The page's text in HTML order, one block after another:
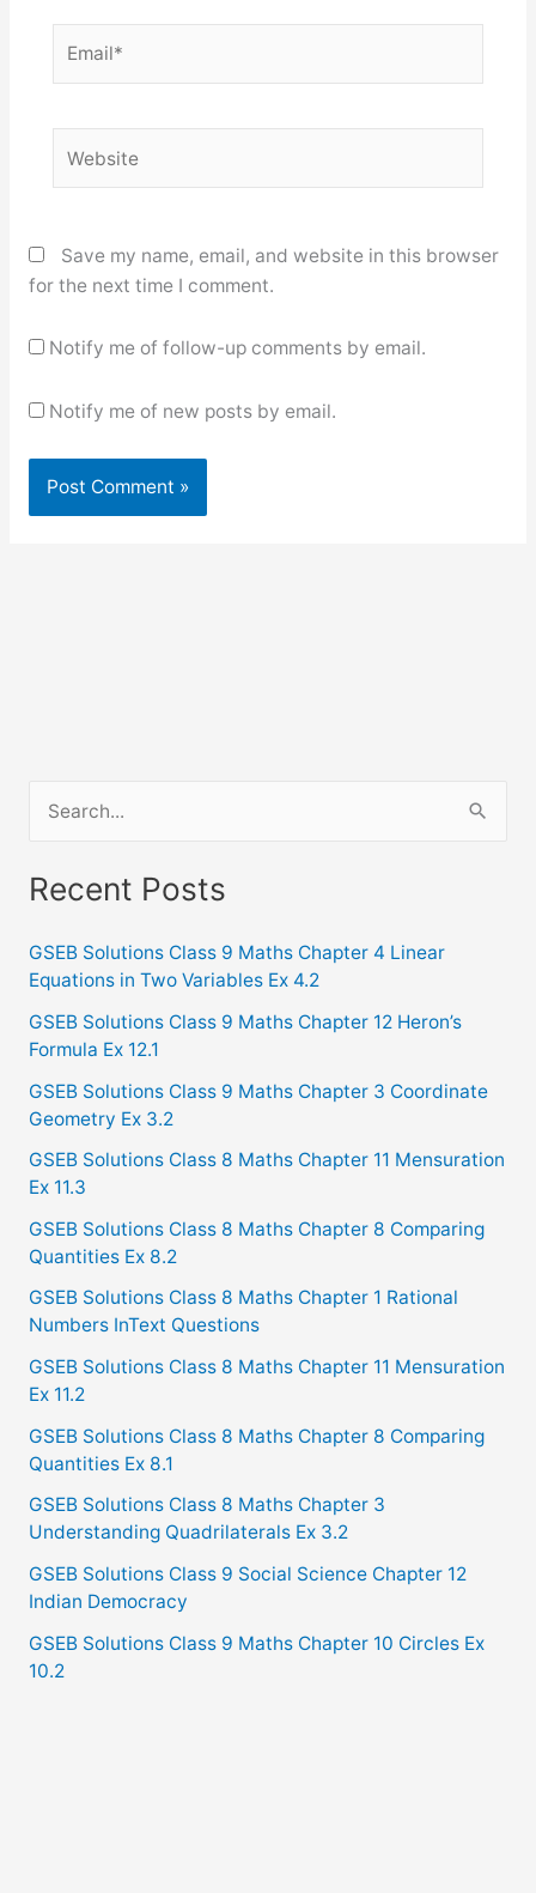
Save my name, email, and website in this browser
for the next time I comment.
Notify me of follow-up comments by email.
Notify me of new posts by email.
a
c
h
f
o
r
:
Recent Posts
GSEB Solutions Class 9 Maths Chapter 4 Linear
Equations in Two Variables Ex 4.2
GSEB Solutions Class 9 Maths Chapter 12 Heron’s
Formula Ex 12.1
GSEB Solutions Class 9 Maths Chapter 3 Coordinate
Geometry Ex 3.2
GSEB Solutions Class 8 Maths Chapter 11 Mensuration
Ex 11.3
GSEB Solutions Class 8 Maths Chapter 8 Comparing
Quantities Ex 8.2
GSEB Solutions Class 8 Maths Chapter 1 Rational
Numbers InText Questions
GSEB Solutions Class 8 Maths Chapter 11 Mensuration
Ex 11.2
GSEB Solutions Class 8 Maths Chapter 8 Comparing
Quantities Ex 8.1
GSEB Solutions Class 8 Maths Chapter 3
Understanding Quadrilaterals Ex 3.2
GSEB Solutions Class 9 Social Science Chapter 12
Indian Democracy
GSEB Solutions Class 9 Maths Chapter 10 Circles Ex
10.2